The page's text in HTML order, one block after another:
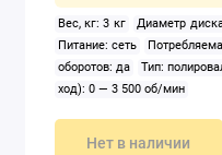
Строительные
Удлинители
Установки алмазного
Вес, кг: 3 кг Диаметр
Питание: сеть
оборотов: да
Тип:
ход): 0 — 3 500 об/мин
Нет в наличии